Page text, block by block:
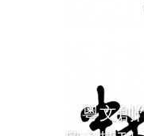
粵文創